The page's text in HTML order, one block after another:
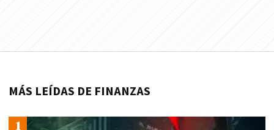
MÁS LEÍDAS DE FINANZAS